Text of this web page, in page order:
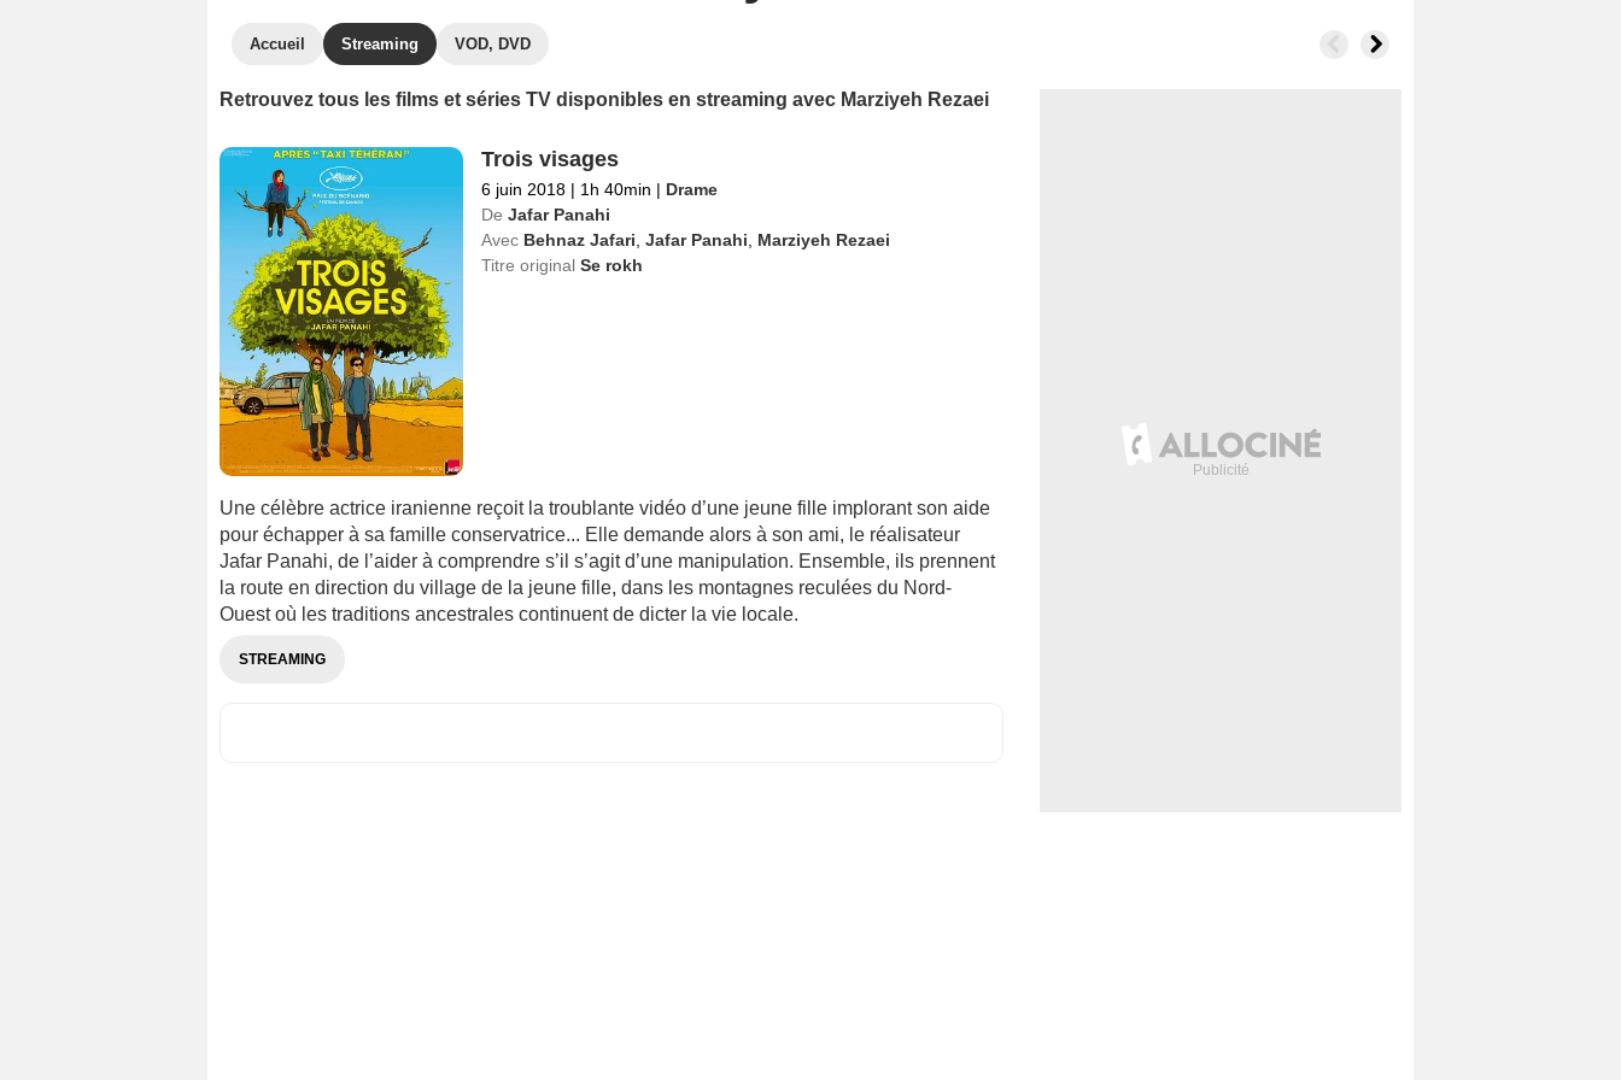
Accueil Streaming VOD, DVD
Retrouvez tous les films et séries TV disponibles en streaming avec Marziyeh Rezaei
Trois visages
6 juin 2018 | 1h 40min | Drame
De Jafar Panahi
Avec Behnaz Jafari Jafar Panahi
Marziyeh Rezaei
Titre original Se rokh
Une célèbre actrice iranienne reçoit la troublante vidéo d’une jeune fille implorant son aide
pour échapper à sa famille conservatrice... Elle demande alors à son ami, le réalisateur
Jafar Panahi, de l’aider à comprendre s’il s’agit d’une manipulation. Ensemble, ils prennent
la route en direction du village de la jeune fille, dans les montagnes reculées du Nord-
Ouest où les traditions ancestrales continuent de dicter la vie locale.
STREAMING